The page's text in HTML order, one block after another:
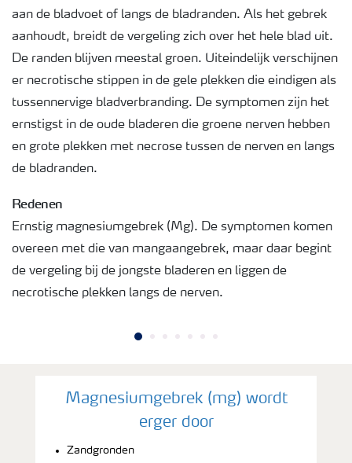
aan de bladvoet of langs de bladranden. Als het gebrek
aanhoudt, breidt de vergeling zich over het hele blad uit.
De randen blijven meestal groen. Uiteindelijk verschijnen
er necrotische stippen in de gele plekken die eindigen als
tussennervige bladverbranding. De symptomen zijn het
ernstigst in de oude bladeren die groene nerven hebben
en grote plekken met necrose tussen de nerven en langs
de bladranden.
Redenen
Ernstig magnesiumgebrek (Mg). De symptomen komen
overeen met die van mangaangebrek, maar daar begint
de vergeling bij de jongste bladeren en liggen de
necrotische plekken langs de nerven.
Magnesiumgebrek (mg) wordt
erger door
Zandgronden